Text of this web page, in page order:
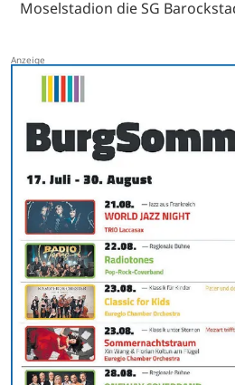
Moselstadion die SG